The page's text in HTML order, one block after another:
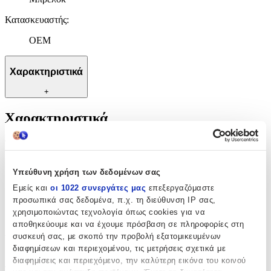
Υπεύθυνη χρήση των δεδομένων σας
Εμείς και οι 1022 συνεργάτες μας επεξεργαζόμαστε
προσωπικά σας δεδομένα, π.χ. τη διεύθυνση IP σας,
χρησιμοποιώντας τεχνολογία όπως cookies για να
αποθηκεύουμε και να έχουμε πρόσβαση σε πληροφορίες στη
συσκευή σας, με σκοπό την προβολή εξατομικευμένων
διαφημίσεων και περιεχομένου, τις μετρήσεις σχετικά με
διαφημίσεις και περιεχόμενο, την καλύτερη εικόνα του κοινού
Κατασκευαστής:
OEM
Χαρακτηριστικά
+
Χαρακτηριστικά
Τύπος
Κατασκευαστής:
OEM
Αξιολογήσεις
Προς το παρόν δεν υπάρχουν άλλες αξιολογήσεις. Όταν
προστεθούν, θα εμφανιστούν εδώ.